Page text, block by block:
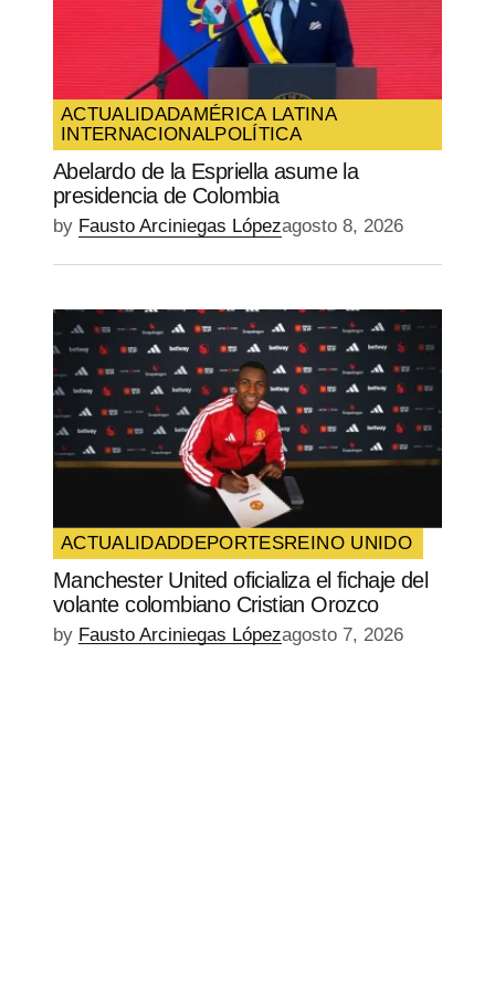
ACTUALIDADAMÉRICA LATINA
INTERNACIONALPOLÍTICA
Abelardo de la Espriella asume la
presidencia de Colombia
by Fausto Arciniegas Lópezagosto 8, 2026
ACTUALIDADDEPORTESREINO UNIDO
Manchester United oficializa el fichaje del
volante colombiano Cristian Orozco
by Fausto Arciniegas Lópezagosto 7, 2026